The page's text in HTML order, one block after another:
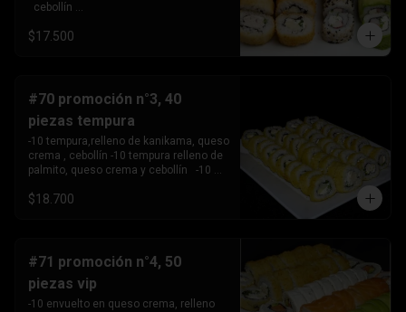
  cebollín
crema y cebollín. -10 envuelto en palta,
kanikama, queso crema
   y cebollín .
$17.500
#70 promoción n°3, 40
piezas tempura
-10 tempura,relleno de kanikama, queso
crema , cebollín -10 tempura relleno de
palmito, queso crema y cebollín   -10
crema y
$18.700
#71 promoción n°4, 50
piezas vip
-10 envuelto en queso crema, relleno